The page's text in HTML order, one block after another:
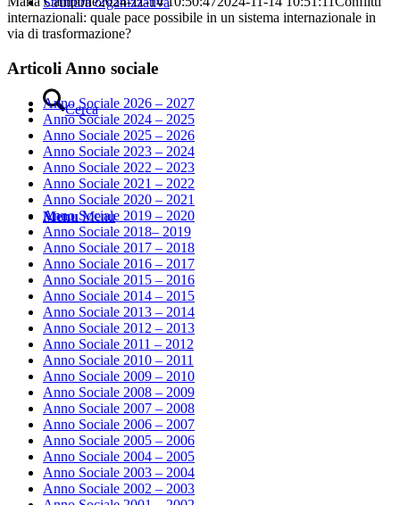
Cerca
Menu Menu
internazionali: quale pace possibile in un sistema internazionale in
via di trasformazione?
Articoli Anno sociale
Anno Sociale 2026 – 2027
Anno Sociale 2024 – 2025
Anno Sociale 2025 – 2026
Anno Sociale 2023 – 2024
Anno Sociale 2022 – 2023
Anno Sociale 2021 – 2022
Anno Sociale 2020 – 2021
Anno Sociale 2019 – 2020
Anno Sociale 2018– 2019
Anno Sociale 2017 – 2018
Anno Sociale 2016 – 2017
Anno Sociale 2015 – 2016
Anno Sociale 2014 – 2015
Anno Sociale 2013 – 2014
Anno Sociale 2012 – 2013
Anno Sociale 2011 – 2012
Anno Sociale 2010 – 2011
Anno Sociale 2009 – 2010
Anno Sociale 2008 – 2009
Anno Sociale 2007 – 2008
Anno Sociale 2006 – 2007
Anno Sociale 2005 – 2006
Anno Sociale 2004 – 2005
Anno Sociale 2003 – 2004
Anno Sociale 2002 – 2003